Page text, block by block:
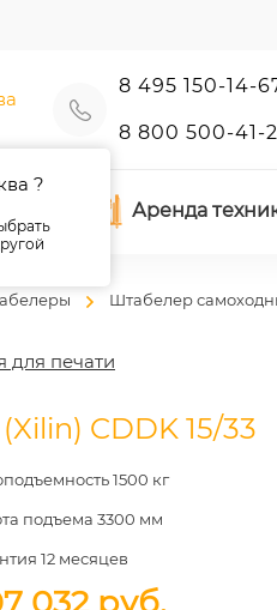
?
8 495 150-14-
8 800 500-41-
Аренда
Штабелер
для печати
CDDK 15/33
1500 кг
подъема 3300 мм
12 месяцев
032руб.